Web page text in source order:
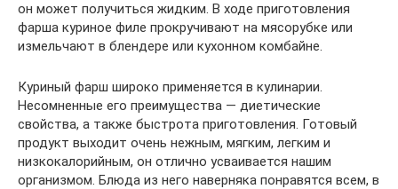
он может получиться жидким. В ходе приготовления
фарша куриное филе прокручивают на мясорубке или
измельчают в блендере или кухонном комбайне.
Куриный фарш широко применяется в кулинарии.
Несомненные его преимущества — диетические
свойства, а также быстрота приготовления. Готовый
продукт выходит очень нежным, мягким, легким и
низкокалорийным, он отлично усваивается нашим
организмом. Блюда из него наверняка понравятся всем, в